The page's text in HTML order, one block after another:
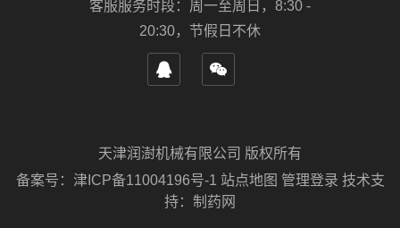
客服服务时段：周一至周日，8:30 -
20:30，节假日不休
天津润澍机械有限公司 版权所有
备案号： 津ICP备11004196号-1 站点地图 管理登录 技术支
持： 制药网